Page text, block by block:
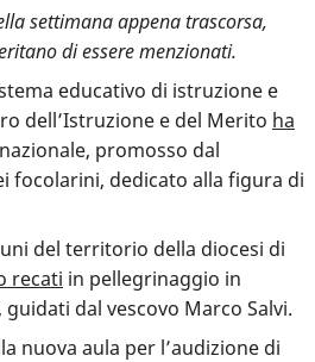
settimana appena trascorsa,
di essere menzionati.
educativo di istruzione e
dell’Istruzione e del Merito ha
promosso dal
focolarini, dedicato alla figura di
del territorio della diocesi di
recati in pellegrinaggio in
dal vescovo Marco Salvi.
nuova aula per l’audizione di